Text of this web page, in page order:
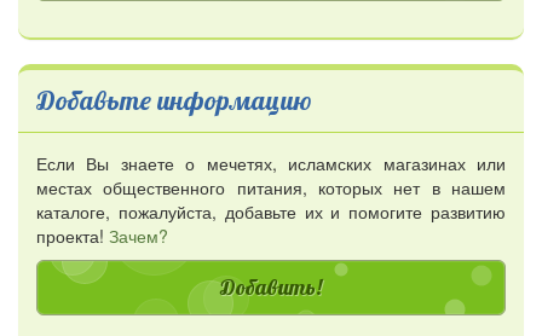
Добавьте информацию
Если Вы знаете о мечетях, исламских магазинах или
местах общественного питания, которых нет в нашем
каталоге, пожалуйста, добавьте их и помогите развитию
проекта! Зачем?
Добавить!